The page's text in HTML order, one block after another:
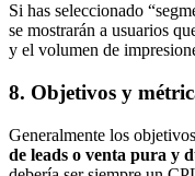
Si has seleccionado
se mostrarán a usuarios
y el volumen de
8. Objetivos y
Generalmente los
de leads o venta pura y